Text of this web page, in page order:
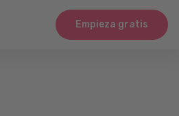
Empieza gratis